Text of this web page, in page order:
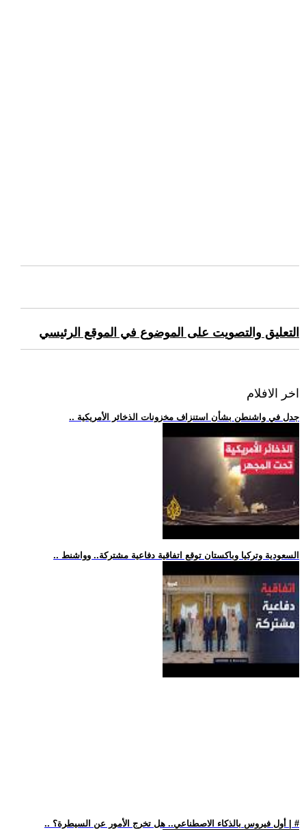
التعليق والتصويت على الموضوع في الموقع الرئيسي
اخر الافلام
.. جدل في واشنطن بشأن استنزاف مخزونات الذخائر الأمريكية
.. السعودية وتركيا وباكستان توقع اتفاقية دفاعية مشتركة.. وواشنط
.. أول فيروس بالذكاء الاصطناعي.. هل تخرج الأمور عن السيطرة؟ | #